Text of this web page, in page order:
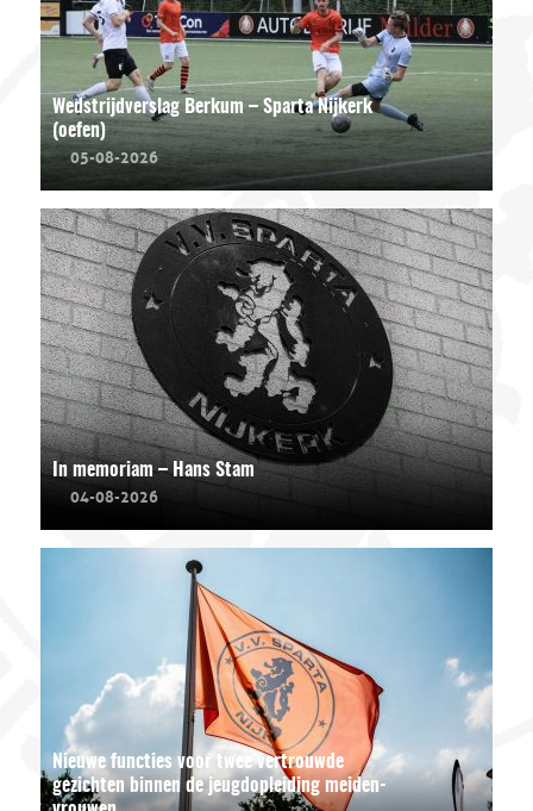
Wedstrijdverslag Berkum – Sparta Nijkerk
(oefen)
05-08-2026
In memoriam – Hans Stam
04-08-2026
Nieuwe functies voor twee vertrouwde
gezichten binnen de jeugdopleiding meiden-